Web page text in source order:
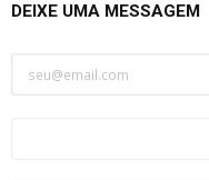
DEIXE UMA MESSAGEM